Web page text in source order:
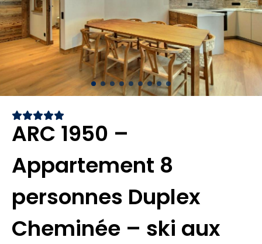
ARC 1950 –
Appartement 8
personnes Duplex
Cheminée – ski aux